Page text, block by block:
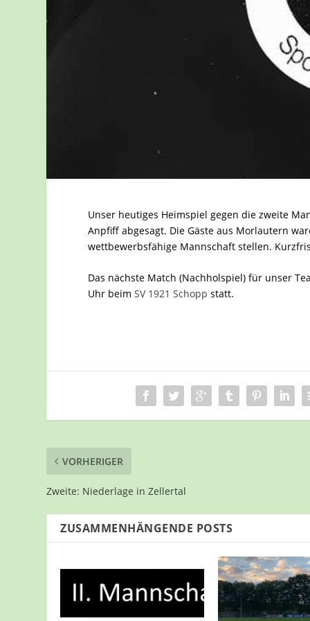
Unser heutiges Heimspiel gegen die zweite
Anpfiff abgesagt. Die Gäste aus Morlautern
wettbewerbsfähige Mannschaft stellen.
Das nächste Match (Nachholspiel) für unser
Uhr beimSV 1921 Schopp statt.
VORHERIGER
Zweite: Niederlage in Zellertal
ZUSAMMENHÄNGENDE POSTS